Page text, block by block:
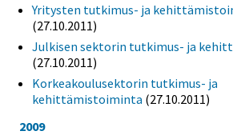
Yritysten tutkimus- ja
(27.10.2011)
Julkisen sektorin tutkimus- ja
(27.10.2011)
Korkeakoulusektorin tutkimus- ja
kehittämistoiminta (27.10.2011)
2009